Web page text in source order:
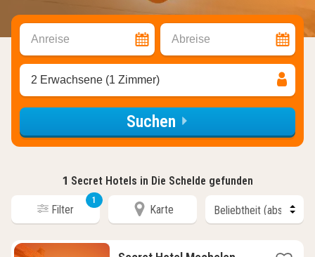
Anreise Abreise
2 Erwachsene (1 Zimmer)
Suchen
1 Secret Hotels in Die Schelde gefunden
Filter
1
Karte